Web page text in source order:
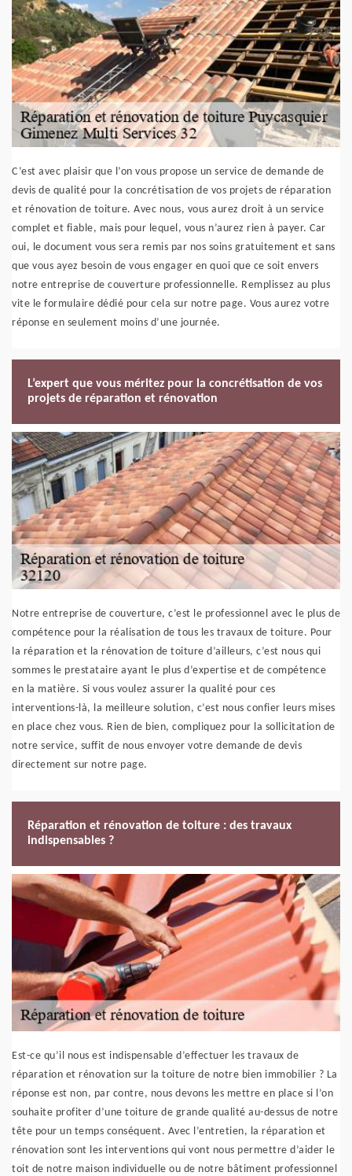
C’est avec plaisir que l’on vous propose un service de demande de
devis de qualité pour la concrétisation de vos projets de réparation
et rénovation de toiture. Avec nous, vous aurez droit à un service
complet et fiable, mais pour lequel, vous n’aurez rien à payer. Car
oui, le document vous sera remis par nos soins gratuitement et sans
que vous ayez besoin de vous engager en quoi que ce soit envers
notre entreprise de couverture professionnelle. Remplissez au plus
vite le formulaire dédié pour cela sur notre page. Vous aurez votre
réponse en seulement moins d’une journée.
L’expert que vous méritez pour la concrétisation de vos
projets de réparation et rénovation
Notre entreprise de couverture, c’est le professionnel avec le plus de
compétence pour la réalisation de tous les travaux de toiture. Pour
la réparation et la rénovation de toiture d’ailleurs, c’est nous qui
sommes le prestataire ayant le plus d’expertise et de compétence
en la matière. Si vous voulez assurer la qualité pour ces
interventions-là, la meilleure solution, c’est nous confier leurs mises
en place chez vous. Rien de bien, compliquez pour la sollicitation de
notre service, suffit de nous envoyer votre demande de devis
directement sur notre page.
Réparation et rénovation de toiture : des travaux
indispensables ?
Est-ce qu’il nous est indispensable d’effectuer les travaux de
réparation et rénovation sur la toiture de notre bien immobilier ? La
réponse est non, par contre, nous devons les mettre en place si l’on
souhaite profiter d’une toiture de grande qualité au-dessus de notre
tête pour un temps conséquent. Avec l’entretien, la réparation et
rénovation sont les interventions qui vont nous permettre d’aider le
toit de notre maison individuelle ou de notre bâtiment professionnel